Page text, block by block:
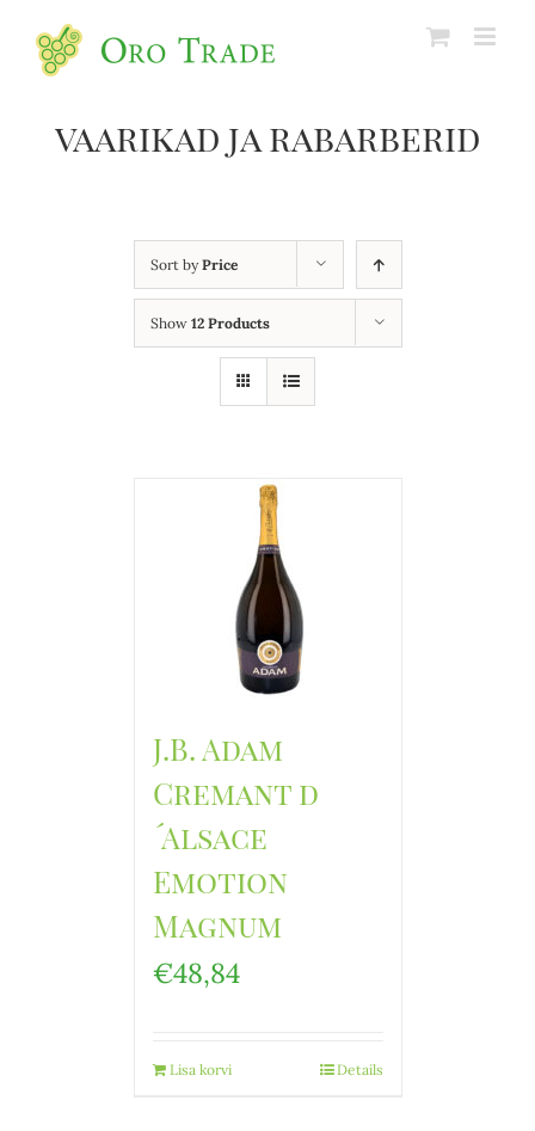
vaarikad ja rabarberid
Sort byPrice
Show 12 Products
J.B. Adam
Cremant d
´Alsace
Emotion
Magnum
€48,84
Lisa korvi Details